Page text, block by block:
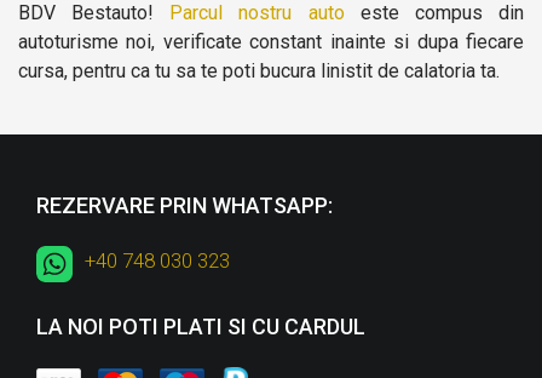
BDV Bestauto! Parcul nostru autoeste compus din
autoturisme noi, verificate constant inainte si dupa fiecare
cursa, pentru ca tu sa te poti bucura linistit de calatoria ta.
REZERVARE PRIN WHATSAPP:
+40 748 030 323
LA NOI POTI PLATI SI CU CARDUL